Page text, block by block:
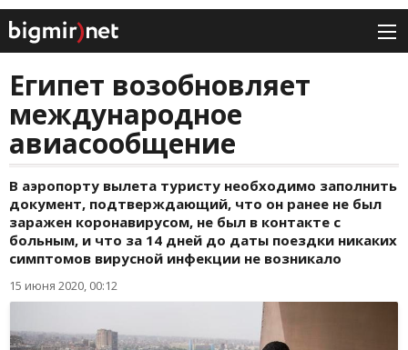
Египет возобновляет
международное
авиасообщение
В аэропорту вылета туристу необходимо заполнить
документ, подтверждающий, что он ранее не был
заражен коронавирусом, не был в контакте с
больным, и что за 14 дней до даты поездки никаких
симптомов вирусной инфекции не возникало
15 июня 2020, 00:12